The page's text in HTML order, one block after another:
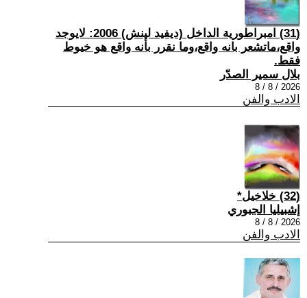
(31) امبراطورية الداخل (ديفيد لينش) 2006: لايوجد
واقع،ماتشعر بانه واقع،وما نقرر بأنه واقع هو خيوط
فقط.
بلال سمير الصدّر
2026 / 8 / 8
الادب والفن
(32) خلاخيل*
إشبيليا الجبوري
2026 / 8 / 8
الادب والفن